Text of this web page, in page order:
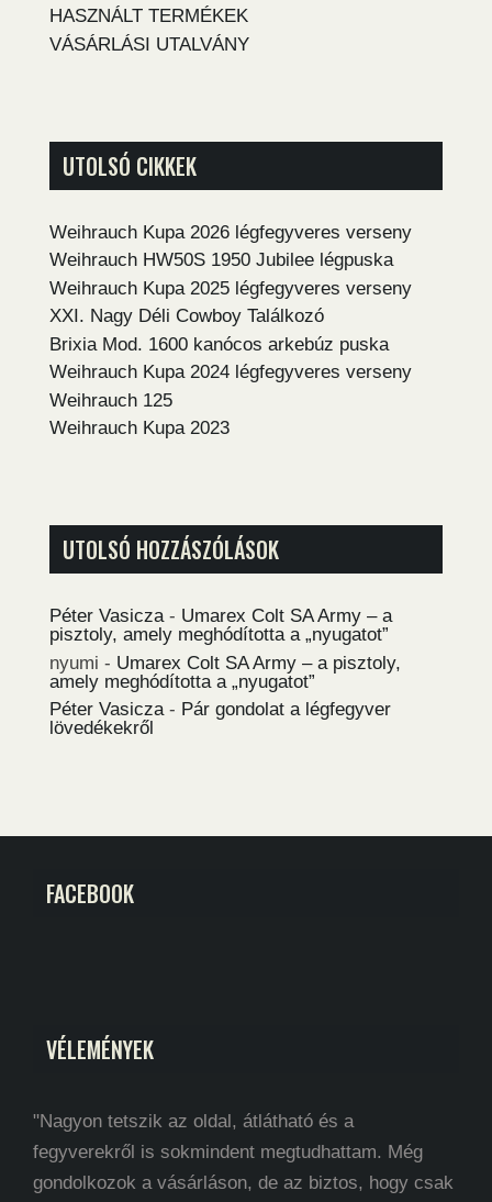
HASZNÁLT TERMÉKEK
VÁSÁRLÁSI UTALVÁNY
UTOLSÓ CIKKEK
Weihrauch Kupa 2026 légfegyveres verseny
Weihrauch HW50S 1950 Jubilee légpuska
Weihrauch Kupa 2025 légfegyveres verseny
XXI. Nagy Déli Cowboy Találkozó
Brixia Mod. 1600 kanócos arkebúz puska
Weihrauch Kupa 2024 légfegyveres verseny
Weihrauch 125
Weihrauch Kupa 2023
UTOLSÓ HOZZÁSZÓLÁSOK
Péter Vasicza- Umarex Colt SA Army – a
pisztoly, amely meghódította a „nyugatot”
nyumi - Umarex Colt SA Army – a pisztoly,
amely meghódította a „nyugatot”
Péter Vasicza- Pár gondolat a légfegyver
lövedékekről
FACEBOOK
VÉLEMÉNYEK
"Nagyon tetszik az oldal, átlátható és a
fegyverekről is sokmindent megtudhattam. Még
gondolkozok a vásárláson, de az biztos, hogy csak